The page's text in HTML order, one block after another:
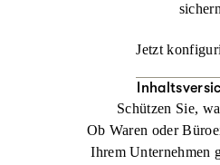
Jetzt
Schützen Sie,
Ob Waren oder
Ihrem Unternehmen